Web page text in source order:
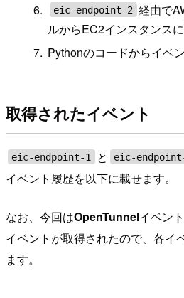
eic-endpoint-2 経由で
ルからEC2インスタンス
Pythonのコードからイベ
取得されたイベント
eic-endpoint-1 と eic-
イベント履歴を以下に載せます。
なお、今回はOpenTunnelイベン
イベントが取得されたので、各イ
ます。